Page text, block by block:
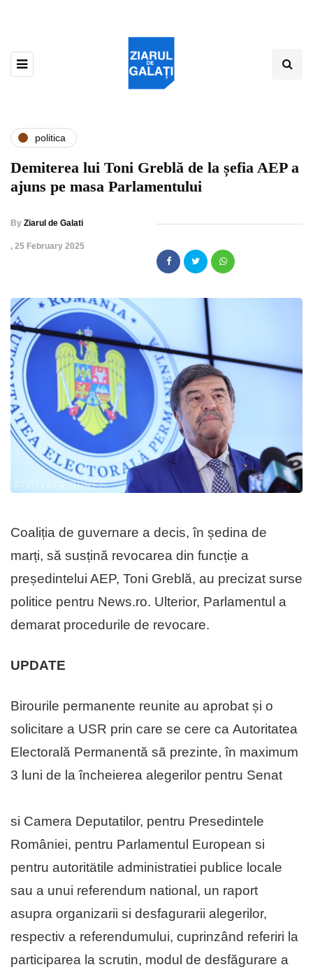
politica
Demiterea lui Toni Greblă de la șefia AEP a
ajuns pe masa Parlamentului
By Ziarul de Galati
, 25 February 2025
Coaliția de guvernare a decis, în ședina de
marți, să susțină revocarea din funcție a
președintelui AEP, Toni Greblă, au precizat surse
politice pentru News.ro. Ulterior, Parlamentul a
demarat procedurile de revocare.
UPDATE
Birourile permanente reunite au aprobat și o
solicitare a USR prin care se cere ca Autoritatea
Electorală Permanentă sã prezinte, în maximum
3 luni de la încheierea alegerilor pentru Senat
si Camera Deputatilor, pentru Presedintele
României, pentru Parlamentul European si
pentru autoritätile administratiei publice locale
sau a unui referendum national, un raport
asupra organizarii si desfagurarii alegerilor,
respectiv a referendumului, cuprinzând referiri la
participarea la scrutin, modul de desfăgurare a